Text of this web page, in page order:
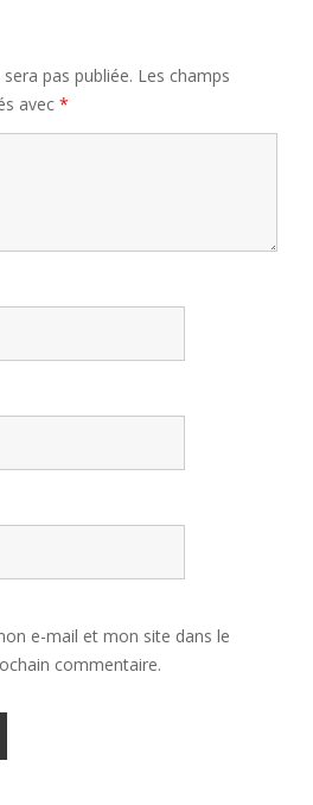
pas publiée. Les champs
avec *
e-mail et mon site dans le
commentaire.